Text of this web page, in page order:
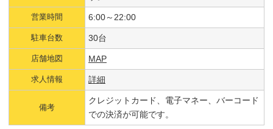
営業時間 6:00～22:00
駐車台数 30台
店舗地図 MAP
求人情報 詳細
備考
クレジットカード、電子マネー、バーコード
での決済が可能です。